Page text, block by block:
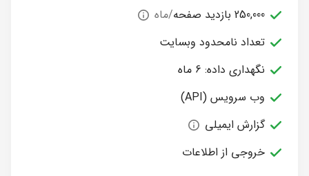
250,000 بازدید صفحه
/ماه
تعداد نامحدود وبسایت
نگهداری داده: 6 ماه
وب سرویس (API)
گزارش ایمیلی
خروجی از اطلاعات